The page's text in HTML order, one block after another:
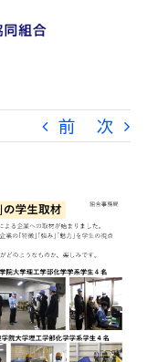
前 次